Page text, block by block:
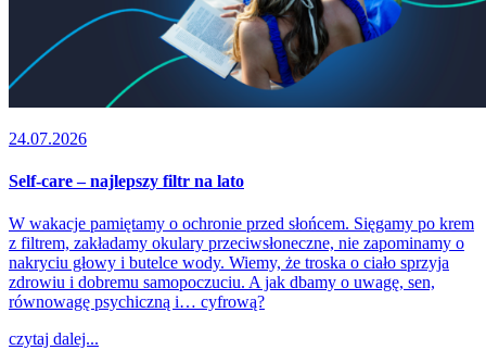
24.07.2026
Self-care – najlepszy filtr na lato
W wakacje pamiętamy o ochronie przed słońcem. Sięgamy po krem
z filtrem, zakładamy okulary przeciwsłoneczne, nie zapominamy o
nakryciu głowy i butelce wody. Wiemy, że troska o ciało sprzyja
zdrowiu i dobremu samopoczuciu. A jak dbamy o uwagę, sen,
równowagę psychiczną i… cyfrową?
czytaj dalej...